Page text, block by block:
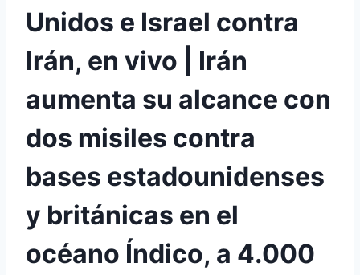
Unidos e Israel contra
Irán, en vivo | Irán
aumenta su alcance con
dos misiles contra
bases estadounidenses
y británicas en el
océano Índico, a 4.000